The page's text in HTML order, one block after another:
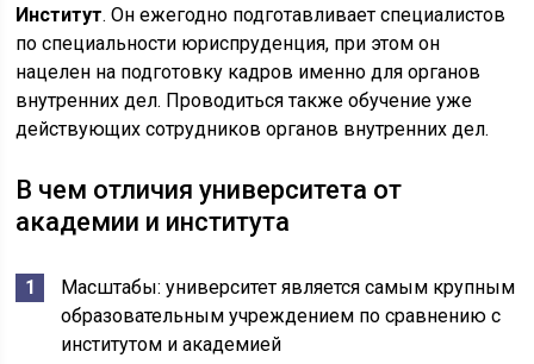
Институт. Он ежегодно подготавливает специалистов
по специальности юриспруденция, при этом он
нацелен на подготовку кадров именно для органов
внутренних дел. Проводиться также обучение уже
действующих сотрудников органов внутренних дел.
В чем отличия университета от
академии и института
Масштабы: университет является самым крупным
образовательным учреждением по сравнению с
институтом и академией